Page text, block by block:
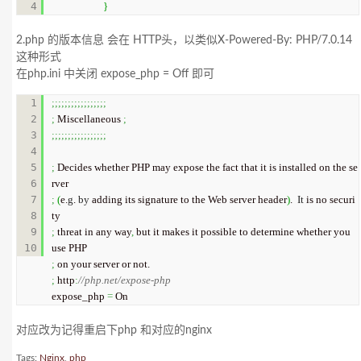
}
2.php 的版本信息 会在 HTTP头，以类似X-Powered-By: PHP/7.0.14
这种形式
在php.ini 中关闭 expose_php = Off 即可
1
2
3
4
5
6
7
8
9
;;;;;;;;;;;;;;;;;
; Miscellaneous ;
;;;;;;;;;;;;;;;;;
; Decides whether PHP may expose the fact that it is installed on the se
; (e.g. by adding its signature to the Web server header). It is no securi
; threat in any way, but it makes it possible to determine whether you
;
; http://php.net/expose-php
expose_php = On
对应改为记得重启下php 和对应的nginx
Tags: Nginx php